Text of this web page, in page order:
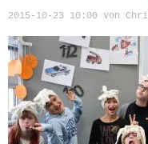
2015-10-23 10:00 von